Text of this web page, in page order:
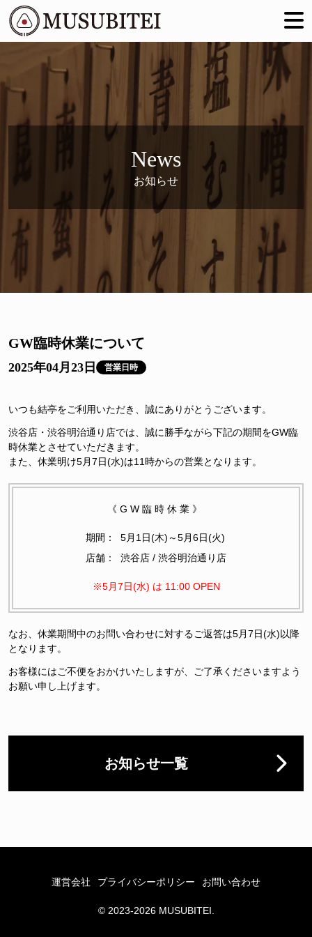
News
お知らせ
GW臨時休業について
2025年04月23日 営業日時
いつも結亭をご利用いただき、誠にありがとうございます。
渋谷店・渋谷明治通り店では、誠に勝手ながら下記の期間をGW臨
時休業とさせていただきます。
また、休業明け5月7日(水)は11時からの営業となります。
《GW臨時休業》
期間：
5月1日(木)～5月6日(火)
店舗：
渋谷店 / 渋谷明治通り店
※5月7日(水) は 11:00 OPEN
なお、休業期間中のお問い合わせに対するご返答は5月7日(水)以降
となります。
お客様にはご不便をおかけいたしますが、ご了承くださいますよう
お願い申し上げます。
お知らせ一覧
運営会社 プライバシーポリシー お問い合わせ
© 2023-2026 MUSUBITEI.